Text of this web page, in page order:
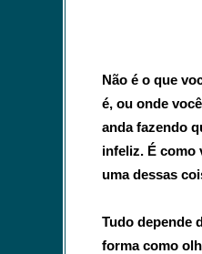
Não é o que
é, ou onde
anda fazendo
infeliz. É como
uma dessas
Tudo depende
forma como